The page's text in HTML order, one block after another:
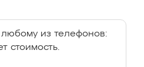
из телефонов:
стоимость.